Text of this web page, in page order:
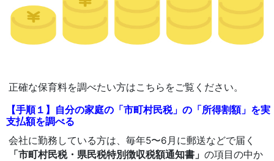
正確な保育料を調べたい方はこちらをご覧ください。
【手順１】自分の家庭の「市町村民税」の「所得割額」を実
支払額を調べる
会社に勤務している方は、毎年5〜6月に郵送などで届く
「市町村民税・県民税特別徴収税額通知書」 の項目の中か